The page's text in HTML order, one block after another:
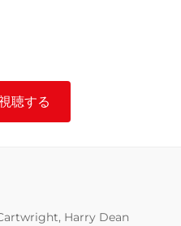
聴する
Harry Dean